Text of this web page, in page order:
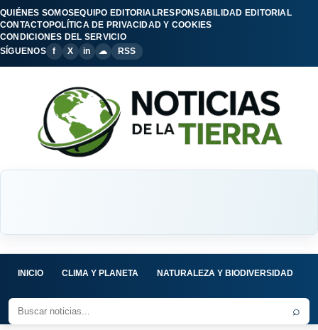
QUIÉNES SOMOSEQUIPO EDITORIALRESPONSABILIDAD EDITORIAL
CONTACTOPOLÍTICA DE PRIVACIDAD Y COOKIES
CONDICIONES DEL SERVICIO
SÍGUENOS
f X in ☁ RSS
INICIO CLIMA Y PLANETA NATURALEZA Y BIODIVERSIDAD
⌕